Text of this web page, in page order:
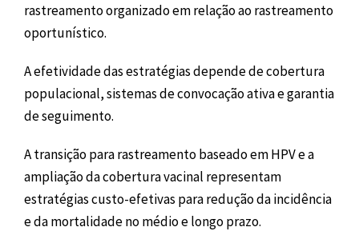
rastreamento organizado em relação ao rastreamento
oportunístico.
A efetividade das estratégias depende de cobertura
populacional, sistemas de convocação ativa e garantia
de seguimento.
A transição para rastreamento baseado em HPV e a
ampliação da cobertura vacinal representam
estratégias custo-efetivas para redução da incidência
e da mortalidade no médio e longo prazo.